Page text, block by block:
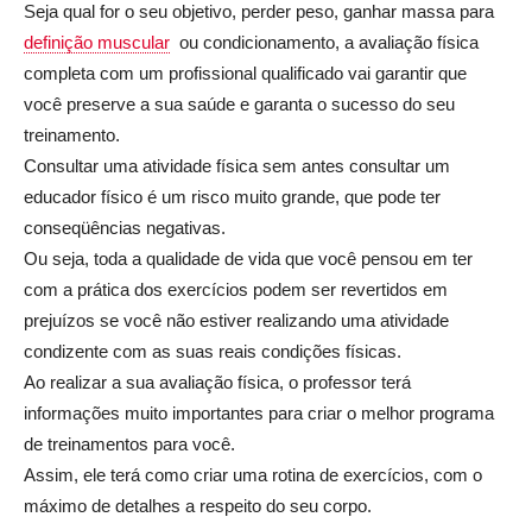
Seja qual for o seu objetivo, perder peso, ganhar massa para
definição muscular ou condicionamento, a avaliação física
completa com um profissional qualificado vai garantir que
você preserve a sua saúde e garanta o sucesso do seu
treinamento.
Consultar uma atividade física sem antes consultar um
educador físico é um risco muito grande, que pode ter
conseqüências negativas.
Ou seja, toda a qualidade de vida que você pensou em ter
com a prática dos exercícios podem ser revertidos em
prejuízos se você não estiver realizando uma atividade
condizente com as suas reais condições físicas.
Ao realizar a sua avaliação física, o professor terá
informações muito importantes para criar o melhor programa
de treinamentos para você.
Assim, ele terá como criar uma rotina de exercícios, com o
máximo de detalhes a respeito do seu corpo.